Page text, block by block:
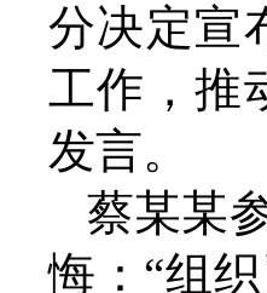
分决定宣
工作，推
发言。
蔡某某
悔：“组